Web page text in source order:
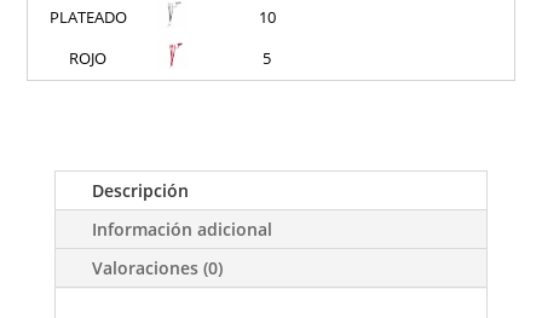
PLATEADO
10
ROJO
5
Descripción
Información adicional
Valoraciones (0)